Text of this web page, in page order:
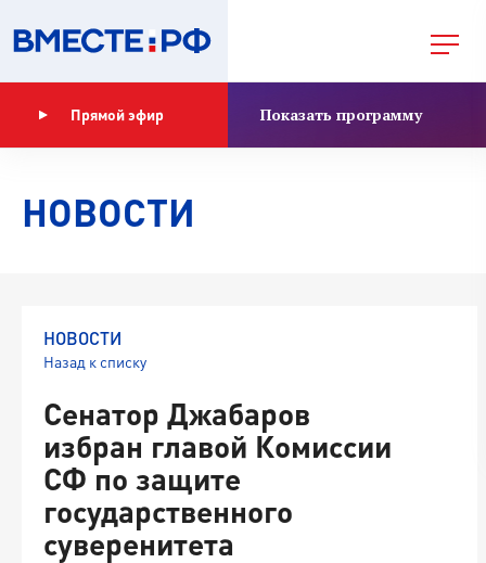
Прямой эфир Показать программу
НОВОСТИ
НОВОСТИ
Назад к списку
Сенатор Джабаров
избран главой Комиссии
СФ по защите
государственного
суверенитета